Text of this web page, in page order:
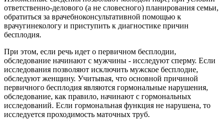
ответственно-делового (а не словесного) планирования семьи,
обратиться за врачебноконсультативной помощью к
врачугинекологу и приступить к диагностике причин
бесплодия.
При этом, если речь идет о первичном бесплодии,
обследование начинают с мужчины - исследуют сперму. Если
исследования позволяют исключить мужское бесплодие,
обследуют женщину. Учитывая, что основной причиной
первичного бесплодия являются гормональные нарушения,
обследование, как правило, начинают с гормональных
исследований. Если гормональная функция не нарушена, то
исследуется проходимость маточных труб.